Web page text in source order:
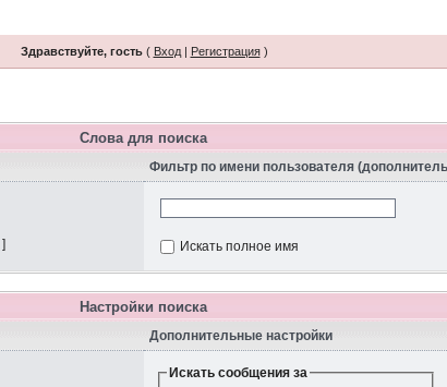
Здравствуйте, гость( Вход| Регистрация)
Слова для поиска
Фильтр по имени пользователя
] Искать полное имя
Настройки поиска
Дополнительные настройки
Искать сообщения за